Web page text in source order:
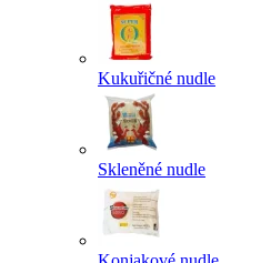
Kukuřičné nudle
Skleněné nudle